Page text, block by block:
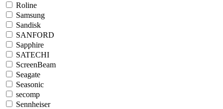
Roline
Samsung
Sandisk
SANFORD
Sapphire
SATECHI
ScreenBeam
Seagate
Seasonic
secomp
Sennheiser